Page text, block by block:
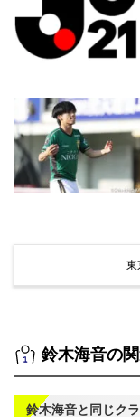
東
鈴木海音の
鈴木海音と同じク